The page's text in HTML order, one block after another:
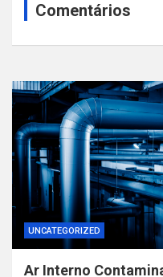
Comentários
UNCATEGORIZED
Ar Interno